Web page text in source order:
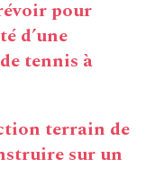
pour
d’une
tennis à
terrain de
sur un